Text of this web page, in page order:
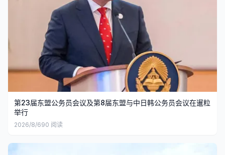
第23届东盟公务员会议及第8届东盟与中日韩公务员会议在暹粒
举行
2026/8/690 阅读